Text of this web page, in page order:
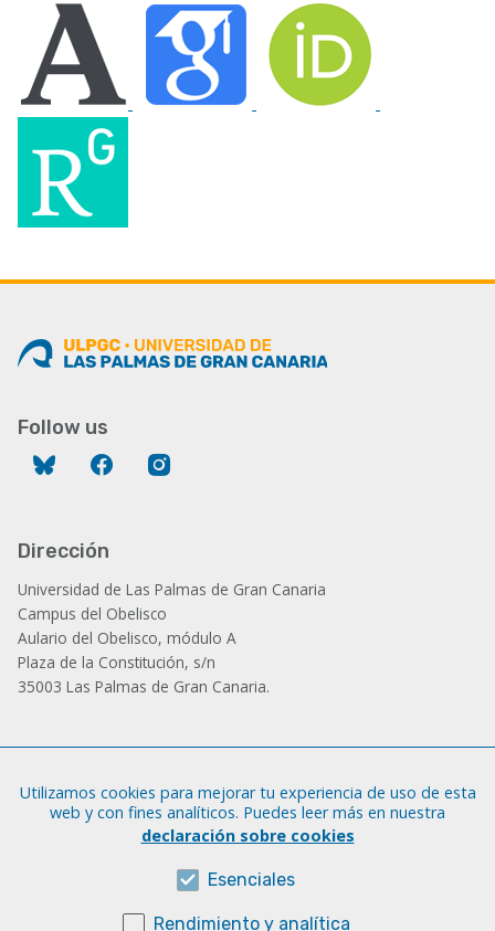
Follow us
Bluesky Facebook
Dirección
Universidad de Las Palmas de Gran Canaria
Campus del Obelisco
Aulario del Obelisco, módulo A
Plaza de la Constitución, s/n
35003 Las Palmas de Gran Canaria.
Tfno.: +34 928 452 771 / 452 787
Fax: +34 928 451 701
Utilizamos cookies para mejorar tu experiencia de uso de esta
web y con fines analíticos. Puedes leer más en nuestra
declaración sobre cookies
Esenciales
Rendimiento y analítica